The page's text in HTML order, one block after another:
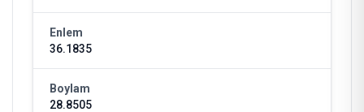
Enlem
36.1835
Boylam
28.8505